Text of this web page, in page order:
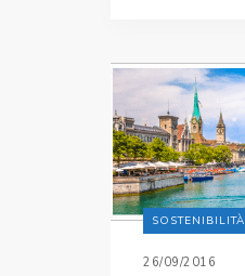
26/09/2016